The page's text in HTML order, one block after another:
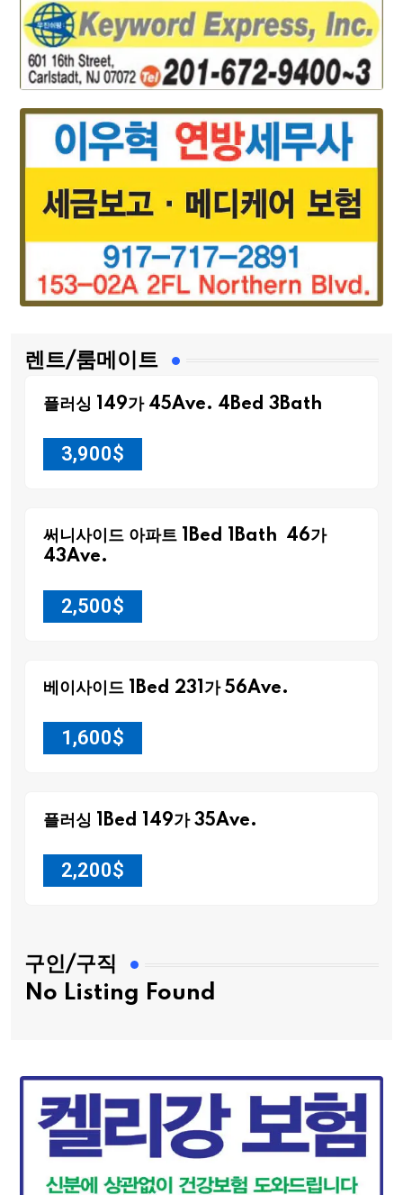
렌트/룸메이트
플러싱 149가 45Ave. 4Bed 3Bath
3,900$
써니사이드 아파트 1Bed 1Bath 46가
43Ave.
2,500$
베이사이드 1Bed 231가 56Ave.
1,600$
플러싱 1Bed 149가 35Ave.
2,200$
구인/구직
No Listing Found